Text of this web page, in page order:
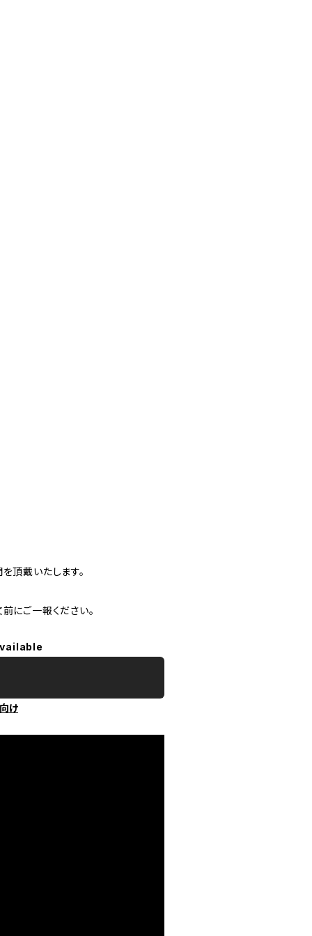
頂戴いたします。
にご一報ください。
け